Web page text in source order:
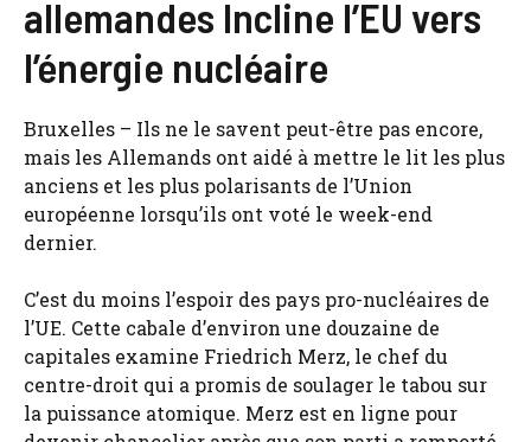
allemandes Incline l’EU vers
l’énergie nucléaire
Bruxelles – Ils ne le savent peut-être pas encore,
mais les Allemands ont aidé à mettre le lit les plus
anciens et les plus polarisants de l’Union
européenne lorsqu’ils ont voté le week-end
dernier.
C’est du moins l’espoir des pays pro-nucléaires de
l’UE. Cette cabale d’environ une douzaine de
capitales examine Friedrich Merz, le chef du
centre-droit qui a promis de soulager le tabou sur
la puissance atomique. Merz est en ligne pour